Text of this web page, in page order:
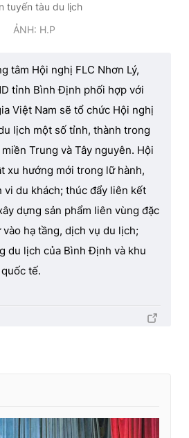
tuyến tàu du lịch
ẢNH: H.P
tâm Hội nghị FLC Nhơn Lý,
tỉnh Bình Định phối hợp với
Việt Nam sẽ tổ chức Hội nghị
lịch một số tỉnh, thành trong
Trung và Tây nguyên. Hội
xu hướng mới trong lữ hành,
vi du khách; thúc đẩy liên kết
dựng sản phẩm liên vùng đặc
hạ tầng, dịch vụ du lịch;
du lịch của Bình Định và khu
tế.